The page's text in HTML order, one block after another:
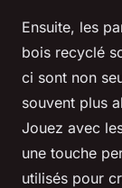
Ensuite, les
bois recyclé
ci sont non
souvent plus
Jouez avec
une touche
utilisés pour